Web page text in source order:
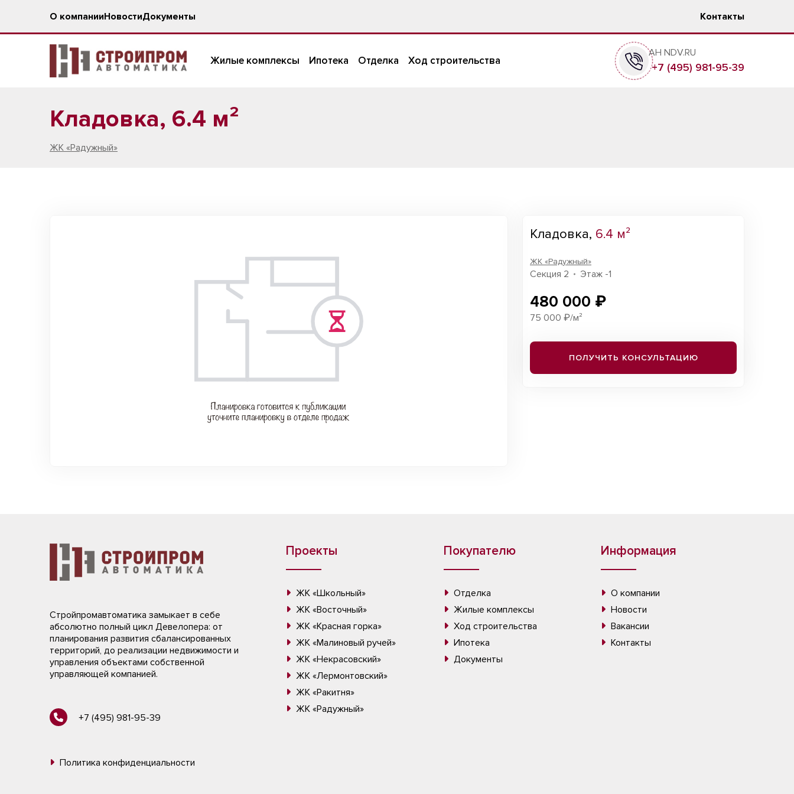
О компанииНовостиДокументы Контакты
Жилые комплексы Ипотека Отделка Ход строительства
АН NDV.RU
+7 (495) 981-95-39
Кладовка, 6.4 м²
ЖК «Радужный»
Кладовка, 6.4 м²
ЖК «Радужный»
Секция 2 Этаж -1
480 000 ₽
75 000 ₽/м²
ПОЛУЧИТЬ КОНСУЛЬТАЦИЮ
Стройпромавтоматика замыкает в себе
абсолютно полный цикл Девелопера: от
планирования развития сбалансированных
территорий, до реализации недвижимости и
управления объектами собственной
управляющей компанией.
+7 (495) 981-95-39
Политика конфиденциальности
Проекты
ЖК «Школьный»
ЖК «Восточный»
ЖК «Красная горка»
ЖК «Малиновый ручей»
ЖК «Некрасовский»
ЖК «Лермонтовский»
ЖК «Ракитня»
ЖК «Радужный»
Покупателю
Отделка
Жилые комплексы
Ход строительства
Ипотека
Документы
Информация
О компании
Новости
Вакансии
Контакты